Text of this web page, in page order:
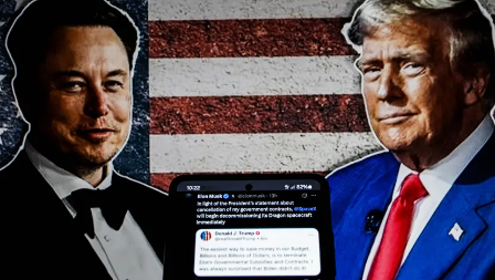
Attualità
Economia e lavoro
Italia Mondo
Sanità